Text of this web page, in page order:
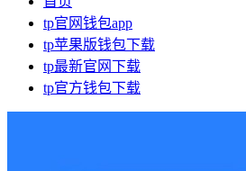
tp官网钱包app
tp苹果版钱包下载
tp最新官网下载
tp官方钱包下载